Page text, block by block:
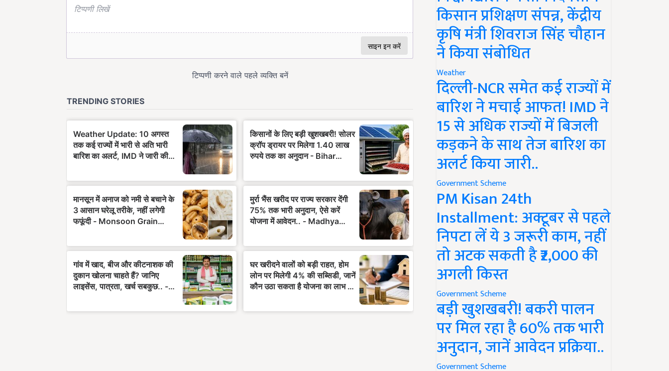
किसान प्रशिक्षण संपन्न, केंद्रीय
कृषि मंत्री शिवराज सिंह चौहान
ने किया संबोधित
Weather
दिल्ली-NCR समेत कई राज्यों में
बारिश ने मचाई आफत! IMD ने
15 से अधिक राज्यों में बिजली
कड़कने के साथ तेज बारिश का
अलर्ट किया जारी..
Government Scheme
PM Kisan 24th
Installment: अक्टूबर से पहले
निपटा लें ये 3 जरूरी काम, नहीं
तो अटक सकती है ₹2,000 की
अगली किस्त
Government Scheme
बड़ी खुशखबरी! बकरी पालन
पर मिल रहा है 60% तक भारी
अनुदान, जानें आवेदन प्रक्रिया..
Government Scheme